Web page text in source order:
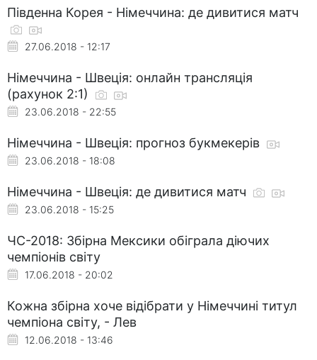
Південна Корея - Німеччина: де дивитися матч
27.06.2018 - 12:17
Німеччина - Швеція: онлайн трансляція
(рахунок 2:1)
23.06.2018 - 22:55
Німеччина - Швеція: прогноз букмекерів
23.06.2018 - 18:08
Німеччина - Швеція: де дивитися матч
23.06.2018 - 15:25
ЧС-2018: Збірна Мексики обіграла діючих
чемпіонів світу
17.06.2018 - 20:02
Кожна збірна хоче відібрати у Німеччині титул
чемпіона світу, - Лев
12.06.2018 - 13:46